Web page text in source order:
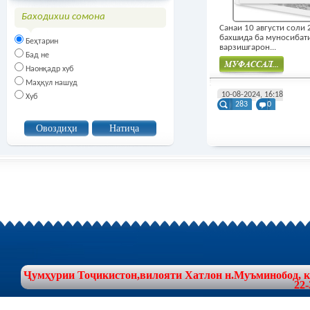
Баходихии сомона
Беҳтарин
Бад не
Наонқадр хуб
Маҳқул нашуд
Хуб
Санаи 10 августи соли
бахшида ба
варзишгарон...
10-08-2024, 16:18
283
0
Ҷумҳурии Тоҷикистон,вилояти Хатлон н.Муъминобод,